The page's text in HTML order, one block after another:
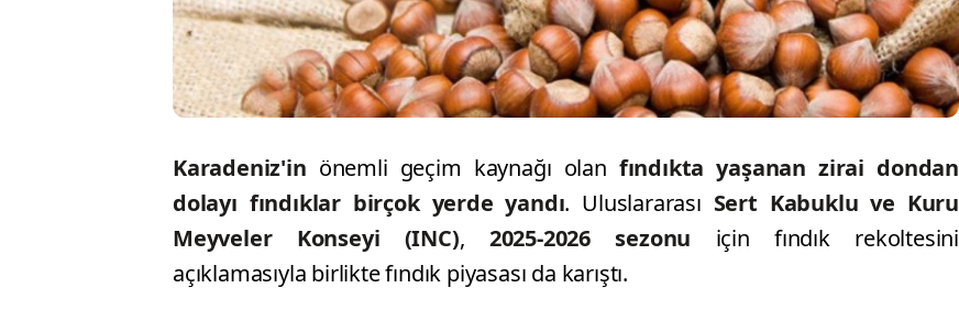
Karadeniz'in önemli geçim kaynağı olan fındıkta yaşanan zirai dondan
dolayı fındıklar birçok yerde yandı. Uluslararası Sert Kabuklu ve Kuru
Meyveler Konseyi (INC), 2025-2026 sezonu için fındık rekoltesini
açıklamasıyla birlikte fındık piyasası da karıştı.